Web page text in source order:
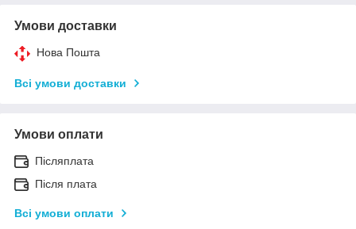
Умови доставки
Нова Пошта
Всі умови доставки
Умови оплати
Післяплата
Після плата
Всі умови оплати